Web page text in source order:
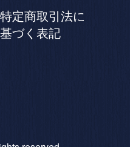
特定商取引法に
基づく表記